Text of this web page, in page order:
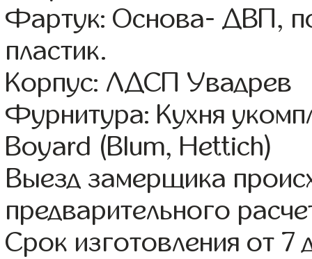
Фартук: Основа- ДВП,
пластик.
Корпус: ЛДСП Увадрев
Фурнитура: Кухня
Boyard (Blum, Hettich)
Выезд замерщика
предварительного
Срок изготовления от 7